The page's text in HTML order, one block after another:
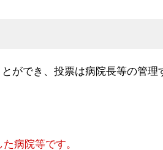
ができ、投票は病院長等の管理
病院等です。